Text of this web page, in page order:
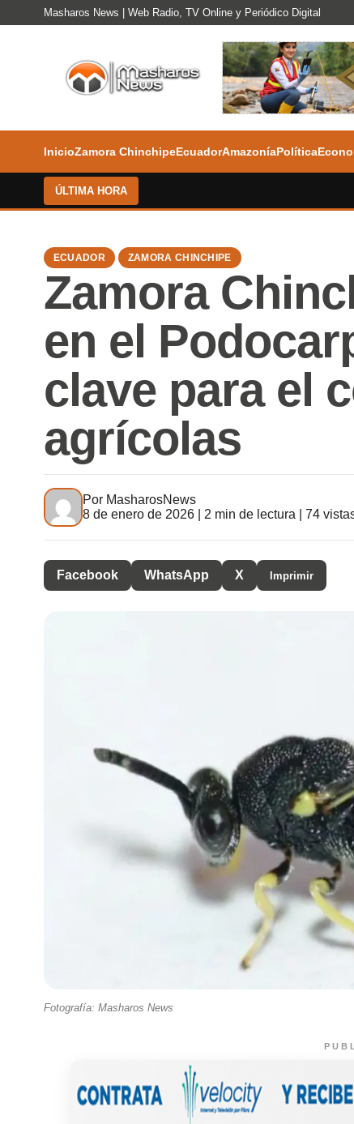
Masharos News | Web Radio, TV Online y Periódico Digital
InicioZamora ChinchipeEcuadorAmazoníaPolítica
ÚLTIMA HORA
ECUADOR ZAMORA CHINCHIPE
Zamora
en el
clave para el
agrícolas
Por MasharosNews
8 de enero de 2026 | 2 min de lectura | 74
Facebook WhatsApp X Imprimir
Fotografía: Masharos News